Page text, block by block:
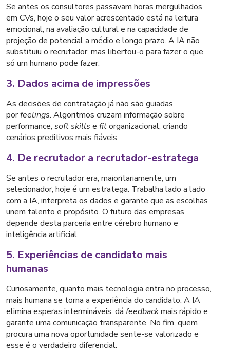
Se antes os consultores passavam horas mergulhados
em CVs, hoje o seu valor acrescentado está na leitura
emocional, na avaliação cultural e na capacidade de
projeção de potencial a médio e longo prazo. A IA não
substituiu o recrutador, mas libertou-o para fazer o que
só um humano pode fazer.
3. Dados acima de impressões
As decisões de contratação já não são guiadas
porfeelings. Algoritmos cruzam informação sobre
performance, soft skills e fitorganizacional, criando
cenários preditivos mais fiáveis.
4. De recrutador a recrutador-estratega
Se antes o recrutador era, maioritariamente, um
selecionador, hoje é um estratega. Trabalha lado a lado
com a IA, interpreta os dados e garante que as escolhas
unem talento e propósito. O futuro das empresas
depende desta parceria entre cérebro humano e
inteligência artificial.
5. Experiências de candidato mais
humanas
Curiosamente, quanto mais tecnologia entra no processo,
mais humana se torna a experiência do candidato. A IA
elimina esperas intermináveis, dá feedbackmais rápido e
garante uma comunicação transparente. No fim, quem
procura uma nova oportunidade sente-se valorizado e
esse é o verdadeiro diferencial.